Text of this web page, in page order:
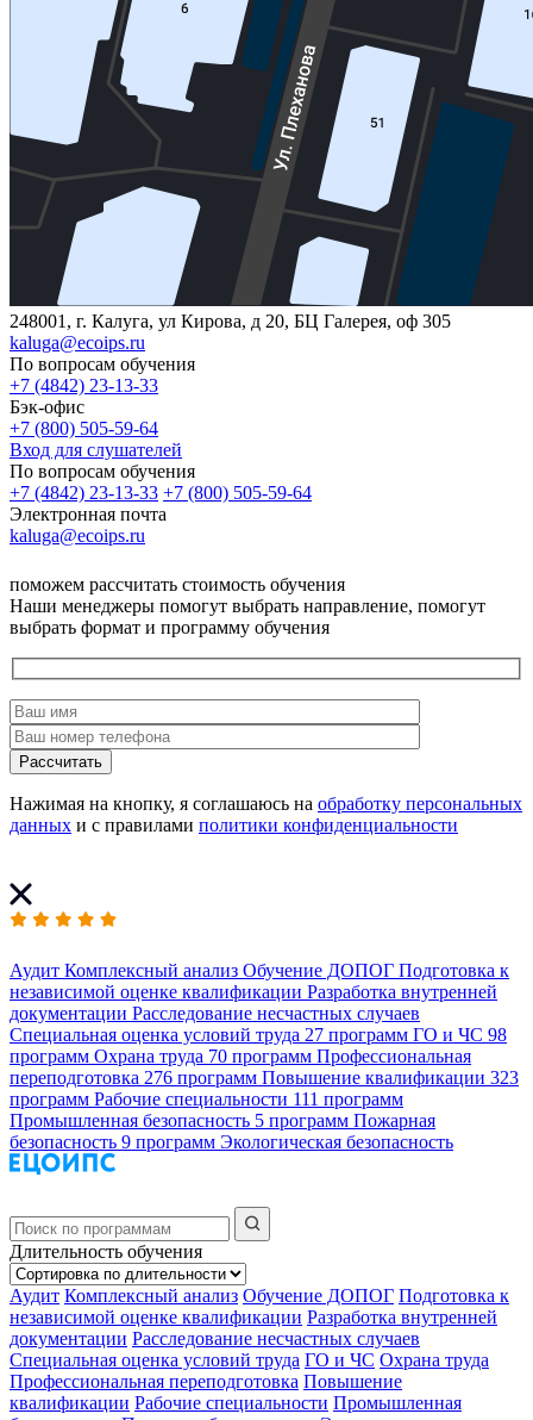
248001, г. Калуга, ул Кирова, д 20, БЦ Галерея, оф 305
kaluga@ecoips.ru
По вопросам обучения
+7 (4842) 23-13-33
Бэк-офис
+7 (800) 505-59-64
Вход для слушателей
По вопросам обучения
+7 (4842) 23-13-33 +7 (800) 505-59-64
Электронная почта
kaluga@ecoips.ru
поможем рассчитать стоимость обучения
Наши менеджеры помогут выбрать направление, помогут
выбрать формат и программу обучения
Рассчитать
Нажимая на кнопку, я соглашаюсь на обработку персональных
данных и с правилами политики конфиденциальности
Аудит Комплексный анализ Обучение ДОПОГ Подготовка к
независимой оценке квалификации Разработка внутренней
документации Расследование несчастных случаев
Специальная оценка условий труда 27 программ ГО и ЧС 98
программ Охрана труда 70 программ Профессиональная
переподготовка 276 программ Повышение квалификации 323
программ Рабочие специальности 111 программ
Промышленная безопасность 5 программ Пожарная
безопасность 9 программ Экологическая безопасность
Длительность обучения
Аудит Комплексный анализ Обучение ДОПОГ Подготовка к
независимой оценке квалификации Разработка внутренней
документации Расследование несчастных случаев
Специальная оценка условий труда ГО и ЧС Охрана труда
Профессиональная переподготовка Повышение
квалификации Рабочие специальности Промышленная